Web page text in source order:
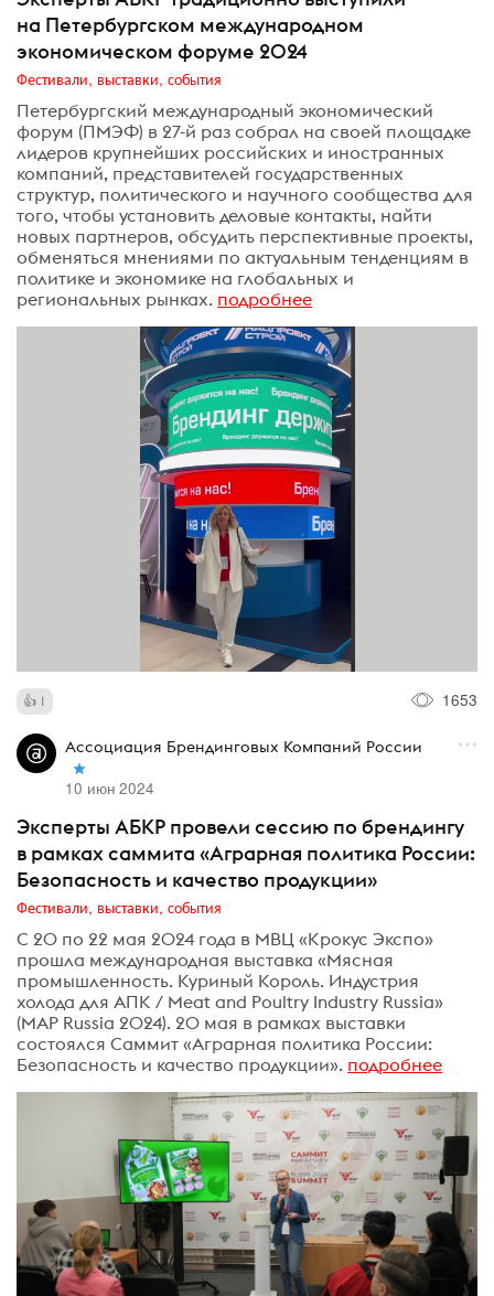
на Петербургском международном
экономическом форуме 2024
Фестивали, выставки, события
Петербургский международный экономический
форум (ПМЭФ) в 27-й раз собрал на своей площадке
лидеров крупнейших российских и иностранных
компаний, представителей государственных
структур, политического и научного сообщества для
того, чтобы установить деловые контакты, найти
новых партнеров, обсудить перспективные проекты,
обменяться мнениями по актуальным тенденциям в
политике и экономике на глобальных и
региональных рынках. подробнее
1 1653
Ассоциация Брендинговых Компаний России
10 июн 2024
Эксперты АБКР провели сессию по брендингу
в рамках саммита «Аграрная политика России:
Безопасность и качество продукции»
Фестивали, выставки, события
С 20 по 22 мая 2024 года в МВЦ «Крокус Экспо»
прошла международная выставка «Мясная
промышленность. Куриный Король. Индустрия
холода для АПК / Meat and Poultry Industry Russia»
(MAP Russia 2024). 20 мая в рамках выставки
состоялся Саммит «Аграрная политика России:
Безопасность и качество продукции». подробнее